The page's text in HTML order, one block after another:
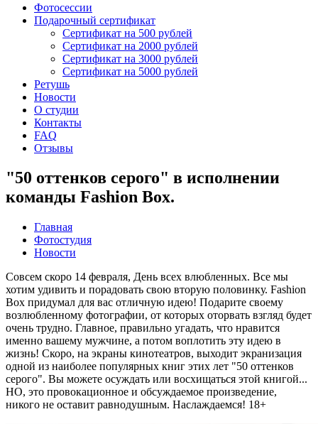
Фотосессии
Подарочный сертификат
Сертификат на 500 рублей
Сертификат на 2000 рублей
Сертификат на 3000 рублей
Сертификат на 5000 рублей
Ретушь
Новости
О студии
Контакты
FAQ
Отзывы
"50 оттенков серого" в исполнении
команды Fashion Box.
Главная
Фотостудия
Новости
Совсем скоро 14 февраля, День всех влюбленных. Все мы
хотим удивить и порадовать свою вторую половинку. Fashion
Box придумал для вас отличную идею! Подарите своему
возлюбленному фотографии, от которых оторвать взгляд будет
очень трудно. Главное, правильно угадать, что нравится
именно вашему мужчине, а потом воплотить эту идею в
жизнь! Скоро, на экраны кинотеатров, выходит экранизация
одной из наиболее популярных книг этих лет "50 оттенков
серого". Вы можете осуждать или восхищаться этой книгой...
НО, это провокационное и обсуждаемое произведение,
никого не оставит равнодушным. Наслаждаемся! 18+